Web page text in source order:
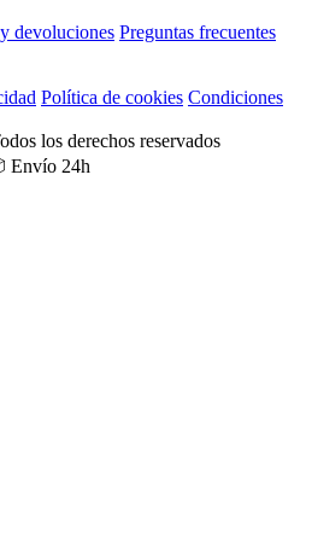
devoluciones Preguntas frecuentes
Política de cookies Condiciones
los derechos reservados
Envío 24h